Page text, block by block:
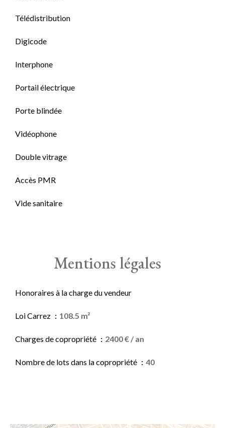
Télédistribution
Digicode
Interphone
Portail électrique
Porte blindée
Vidéophone
Double vitrage
Accès PMR
Vide sanitaire
Mentions légales
Honoraires à la charge du vendeur
Loi Carrez 108.5 m²
Charges de copropriété 2400 € / an
Nombre de lots dans la copropriété 40